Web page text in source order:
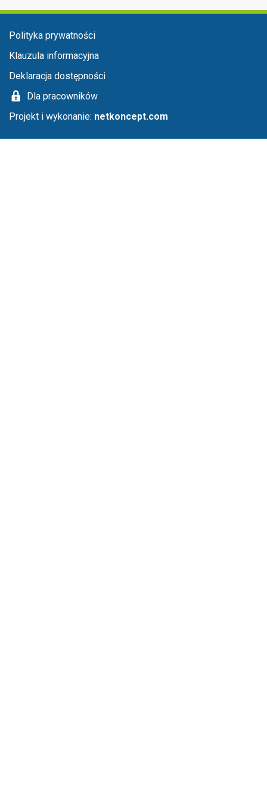
Menu stopka
Polityka prywatności
Klauzula informacyjna
Deklaracja dostępności
Dla pracowników
Projekt i wykonanie: netkoncept.com